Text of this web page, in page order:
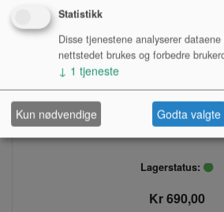
CLAVEBLOCK, LP
Lagerstatus:
Kr 690,00
Statistikk
Disse tjenestene analyserer
nettstedet brukes og forbedre
↓ 1 tjeneste
Kun nødvendige Godta valgte